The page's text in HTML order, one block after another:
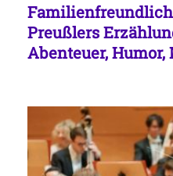
Preußlers
Abenteuer, Humor,